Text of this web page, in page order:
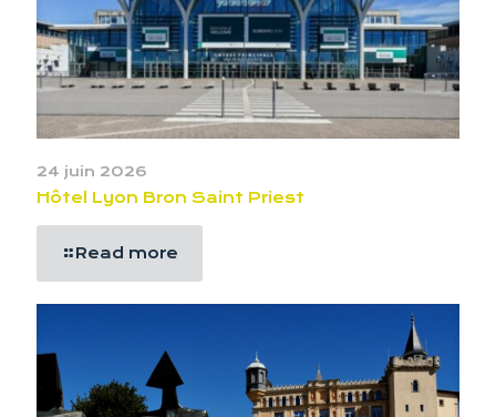
24 juin 2026
Hôtel Lyon Bron Saint Priest
Read more